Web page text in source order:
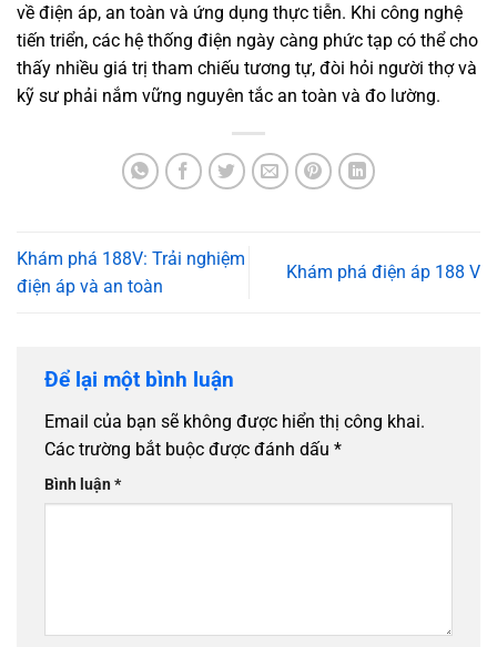
về điện áp, an toàn và ứng dụng thực tiễn. Khi công nghệ
tiến triển, các hệ thống điện ngày càng phức tạp có thể cho
thấy nhiều giá trị tham chiếu tương tự, đòi hỏi người thợ và
kỹ sư phải nắm vững nguyên tắc an toàn và đo lường.
Khám phá 188V: Trải nghiệm
điện áp và an toàn
Khám phá điện áp 188 V
Để lại một bình luận
Email của bạn sẽ không được hiển thị công khai.
Các trường bắt buộc được đánh dấu *
Bình luận*